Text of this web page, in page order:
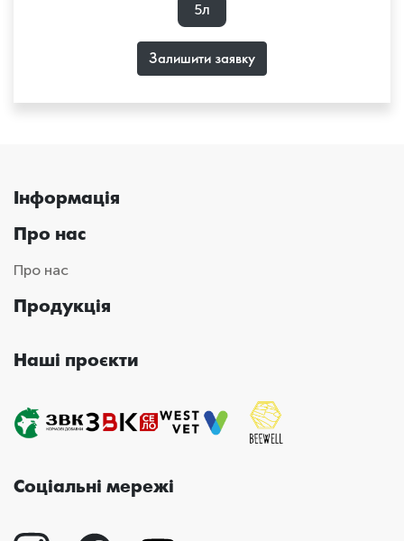
5л
Залишити заявку
Інформація
Про нас
Про нас
Продукція
Наші проєкти
Соціальні мережі